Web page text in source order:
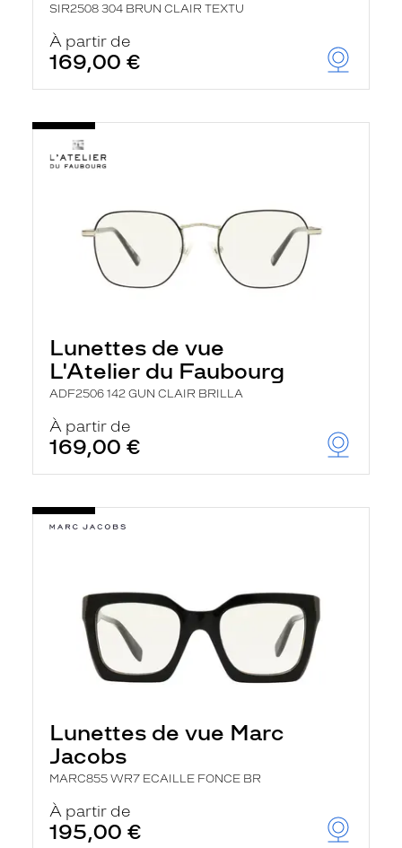
SIR2508 304 BRUN CLAIR TEXTU
À partir de
169,00 €
Lunettes de vue
L'Atelier du Faubourg
ADF2506 142 GUN CLAIR BRILLA
À partir de
169,00 €
Lunettes de vue Marc
Jacobs
MARC855 WR7 ECAILLE FONCE BR
À partir de
195,00 €